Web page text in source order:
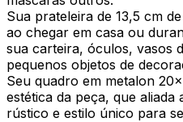
Sua prateleira de 13,5 cm
ao chegar em casa ou
sua carteira, óculos, vasos
pequenos objetos de
Seu quadro em metalon
estética da peça, que aliada
rústico e estilo único para